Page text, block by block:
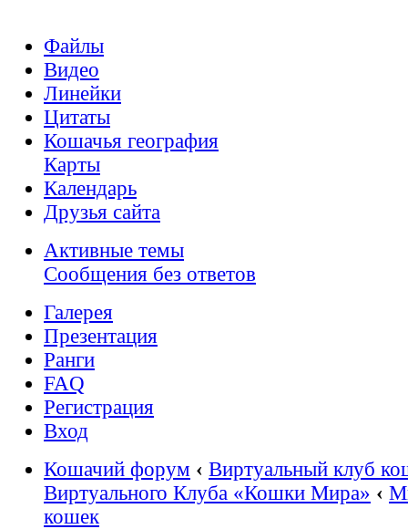
Файлы
Видео
Линейки
Цитаты
Кошачья география
Карты
Календарь
Друзья сайта
Активные темы
Сообщения без ответов
Галерея
Презентация
Ранги
FAQ
Регистрация
Вход
Кошачий форум ‹ Виртуальный клуб
Виртуального Клуба «Кошки Мира» ‹
кошек